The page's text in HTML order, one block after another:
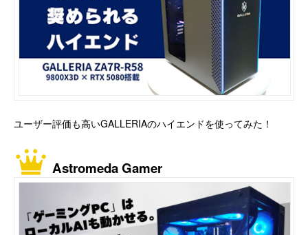
ユーザー評価も高いGALLERIAのハイエンドを使ってみた！
Astromeda Gamer